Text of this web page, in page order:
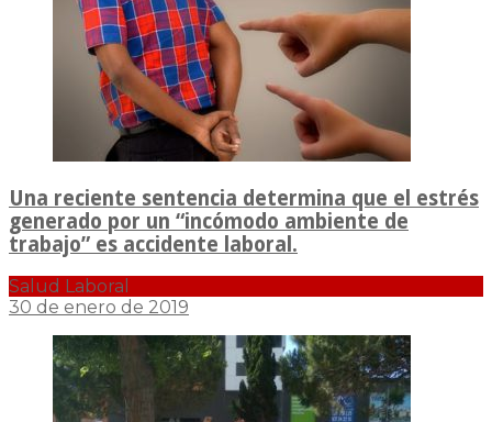
Una reciente sentencia determina que el estrés
generado por un “incómodo ambiente de
trabajo” es accidente laboral.
Salud Laboral
30 de enero de 2019